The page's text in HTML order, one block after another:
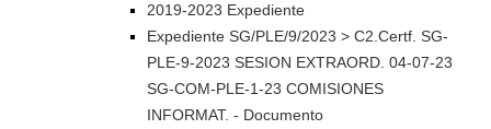
2019-2023 Expediente
Expediente SG/PLE/9/2023 > C2.Certf. SG-
PLE-9-2023 SESION EXTRAORD. 04-07-23
SG-COM-PLE-1-23 COMISIONES
INFORMAT. - Documento